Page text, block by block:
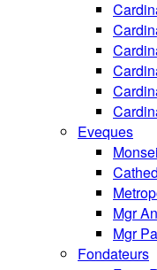
Eveques
Mgr
Mgr
Fondateurs